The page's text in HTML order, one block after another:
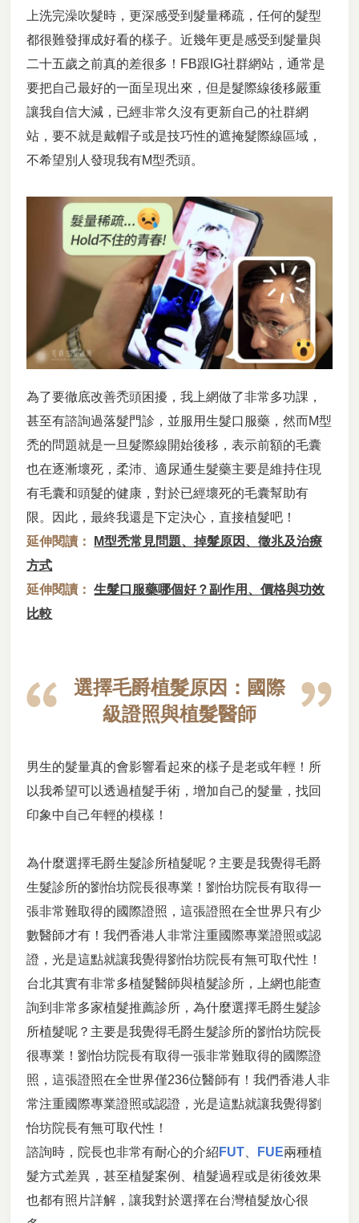
上洗完澡吹髮時，更深感受到髮量稀疏，任何的髮型
都很難發揮成好看的樣子。近幾年更是感受到髮量與
二十五歲之前真的差很多！FB跟IG社群網站，通常是
要把自己最好的一面呈現出來，但是髮際線後移嚴重
讓我自信大減，已經非常久沒有更新自己的社群網
站，要不就是戴帽子或是技巧性的遮掩髮際線區域，
不希望別人發現我有M型禿頭。
為了要徹底改善禿頭困擾，我上網做了非常多功課，
甚至有諮詢過落髮門診，並服用生髮口服藥，然而M型
禿的問題就是一旦髮際線開始後移，表示前額的毛囊
也在逐漸壞死，柔沛、適尿通生髮藥主要是維持住現
有毛囊和頭髮的健康，對於已經壞死的毛囊幫助有
限。因此，最終我還是下定決心，直接植髮吧！
延伸閱讀：
M型禿常見問題、掉髮原因、徵兆及治療
方式
延伸閱讀：
生髮口服藥哪個好？副作用、價格與功效
比較
選擇毛爵植髮原因：國際
級證照與植髮醫師
男生的髮量真的會影響看起來的樣子是老或年輕！所
以我希望可以透過植髮手術，增加自己的髮量，找回
印象中自己年輕的模樣！
為什麼選擇毛爵生髮診所植髮呢？主要是我覺得毛爵
生髮診所的劉怡坊院長很專業！劉怡坊院長有取得一
張非常難取得的國際證照，這張證照在全世界只有少
數醫師才有！我們香港人非常注重國際專業證照或認
證，光是這點就讓我覺得劉怡坊院長有無可取代性！
台北其實有非常多植髮醫師與植髮診所，上網也能查
詢到非常多家植髮推薦診所，為什麼選擇毛爵生髮診
所植髮呢？主要是我覺得毛爵生髮診所的劉怡坊院長
很專業！劉怡坊院長有取得一張非常難取得的國際證
照，這張證照在全世界僅236位醫師有！我們香港人非
常注重國際專業證照或認證，光是這點就讓我覺得劉
怡坊院長有無可取代性！
諮詢時，院長也非常有耐心的介紹 FUT FUE兩種植
髮方式差異，甚至植髮案例、植髮過程或是術後效果
也都有照片詳解，讓我對於選擇在台灣植髮放心很